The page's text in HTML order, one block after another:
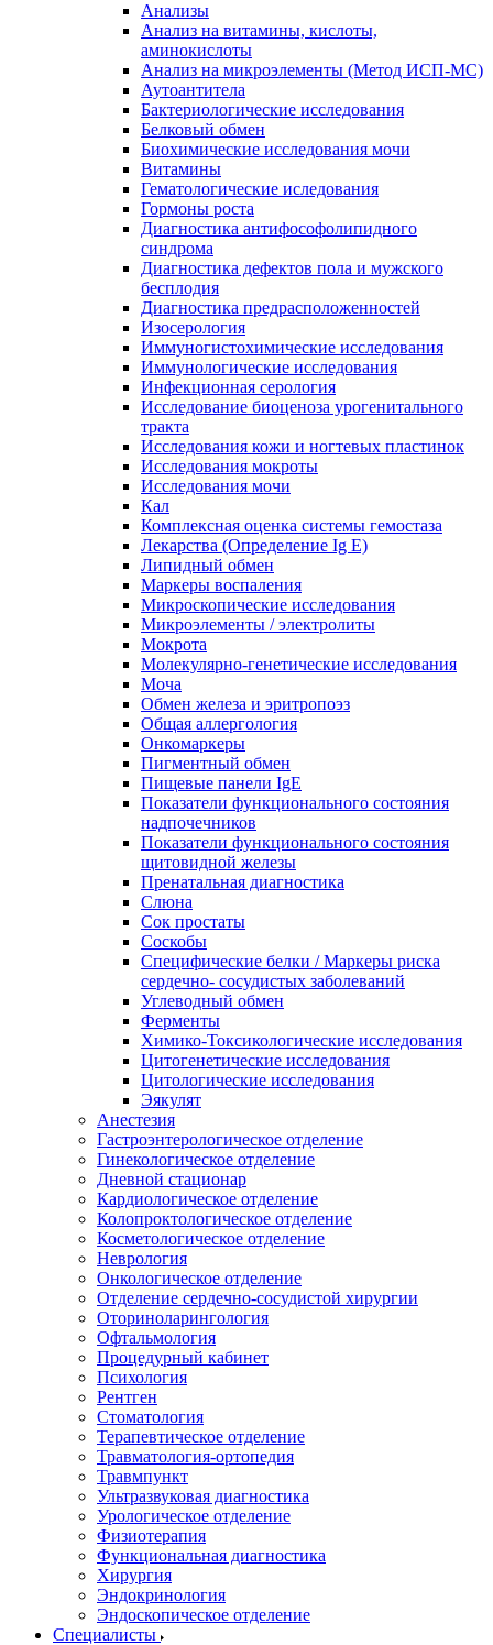
Анализы
Анализ на витамины, кислоты,
аминокислоты
Анализ на микроэлементы (Метод ИСП-МС)
Аутоантитела
Бактериологические исследования
Белковый обмен
Биохимические исследования мочи
Витамины
Гематологические иследования
Гормоны роста
Диагностика антифософолипидного
синдрома
Диагностика дефектов пола и мужского
бесплодия
Диагностика предрасположенностей
Изосерология
Иммуногистохимические исследования
Иммунологические исследования
Инфекционная серология
Исследование биоценоза урогенитального
тракта
Исследования кожи и ногтевых пластинок
Исследования мокроты
Исследования мочи
Кал
Комплексная оценка системы гемостаза
Лекарства (Определение Ig E)
Липидный обмен
Маркеры воспаления
Микроскопические исследования
Микроэлементы / электролиты
Мокрота
Молекулярно-генетические исследования
Моча
Обмен железа и эритропоэз
Общая аллергология
Онкомаркеры
Пигментный обмен
Пищевые панели IgE
Показатели функционального состояния
надпочечников
Показатели функционального состояния
щитовидной железы
Пренатальная диагностика
Слюна
Сок простаты
Соскобы
Специфические белки / Маркеры риска
сердечно- сосудистых заболеваний
Углеводный обмен
Ферменты
Химико-Токсикологические исследования
Цитогенетические исследования
Цитологические исследования
Эякулят
Анестезия
Гастроэнтерологическое отделение
Гинекологическое отделение
Дневной стационар
Кардиологическое отделение
Колопроктологическое отделение
Косметологическое отделение
Неврология
Онкологическое отделение
Отделение сердечно-сосудистой хирургии
Оториноларингология
Офтальмология
Процедурный кабинет
Психология
Рентген
Стоматология
Терапевтическое отделение
Травматология-ортопедия
Травмпункт
Ультразвуковая диагностика
Урологическое отделение
Физиотерапия
Функциональная диагностика
Хирургия
Эндокринология
Эндоскопическое отделение
Специалисты